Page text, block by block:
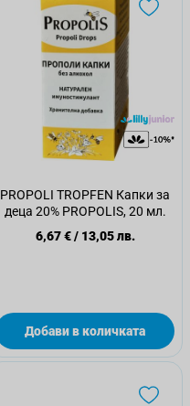
PROPOLI TROPFEN Капки за
деца 20% PROPOLIS, 20 мл.
6,67 €/ 13,05 лв.
Добави в количката